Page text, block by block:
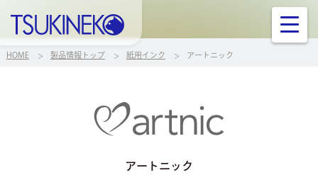
HOME 製品情報トップ 紙用インク アートニック
アートニック